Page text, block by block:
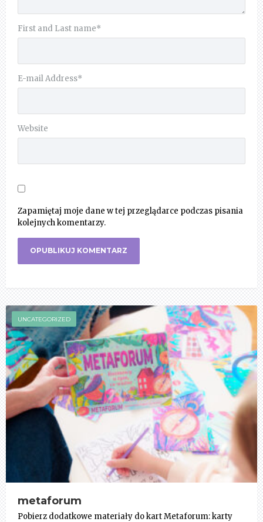
First and Last name*
E-mail Address*
Website
Zapamiętaj moje dane w tej przeglądarce podczas pisania
kolejnych komentarzy.
UNCATEGORIZED
metaforum
Pobierz dodatkowe materiały do kart Metaforum: karty